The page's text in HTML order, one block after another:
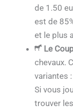
de 1.50
est de
et le plus
Le
chevaux.
variantes
Si vous
trouver